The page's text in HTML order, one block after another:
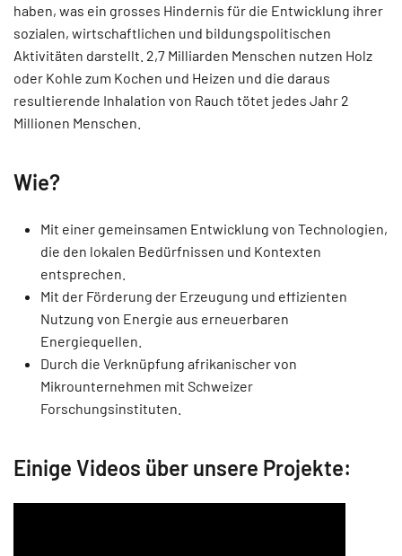
haben, was ein grosses Hindernis für die Entwicklung ihrer
sozialen, wirtschaftlichen und bildungspolitischen
Aktivitäten darstellt. 2,7 Milliarden Menschen nutzen Holz
oder Kohle zum Kochen und Heizen und die daraus
resultierende Inhalation von Rauch tötet jedes Jahr 2
Millionen Menschen.
Wie?
Mit einer gemeinsamen Entwicklung von Technologien,
die den lokalen Bedürfnissen und Kontexten
entsprechen.
Mit der Förderung der Erzeugung und effizienten
Nutzung von Energie aus erneuerbaren
Energiequellen.
Durch die Verknüpfung afrikanischer von
Mikrounternehmen mit Schweizer
Forschungsinstituten.
Einige Videos über unsere Projekte: